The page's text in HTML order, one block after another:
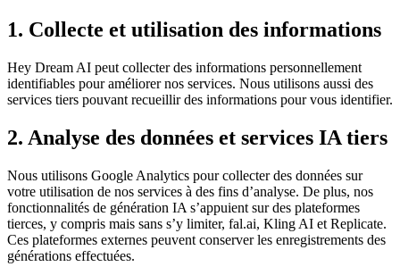
1. Collecte et utilisation des informations
Hey Dream AI peut collecter des informations personnellement
identifiables pour améliorer nos services. Nous utilisons aussi des
services tiers pouvant recueillir des informations pour vous identifier.
2. Analyse des données et services IA tiers
Nous utilisons Google Analytics pour collecter des données sur
votre utilisation de nos services à des fins d’analyse. De plus, nos
fonctionnalités de génération IA s’appuient sur des plateformes
tierces, y compris mais sans s’y limiter, fal.ai, Kling AI et Replicate.
Ces plateformes externes peuvent conserver les enregistrements des
générations effectuées.